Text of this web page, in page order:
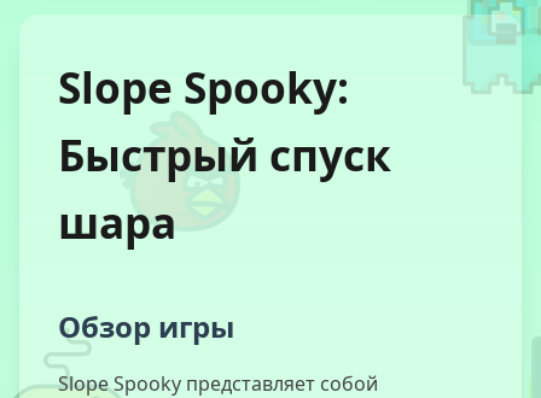
Slope Spooky:
Быстрый спуск
шара
Обзор игры
Slope Spooky представляет собой